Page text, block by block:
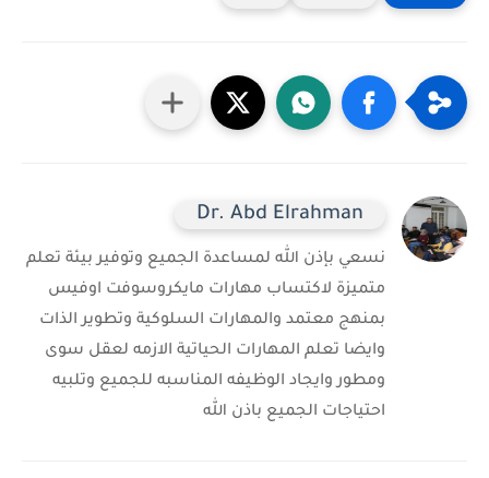
Dr. Abd Elrahman
نسعي بإذن الله لمساعدة الجميع وتوفير بيئة تعلم
متميزة لاكتساب مهارات مايكروسوفت اوفيس
بمنهج معتمد والمهارات السلوكية وتطوير الذات
وايضا تعلم المهارات الحياتية الازمه لعقل سوى
ومطور وايجاد الوظيفه المناسبه للجميع وتلبيه
احتياجات الجميع باذن الله